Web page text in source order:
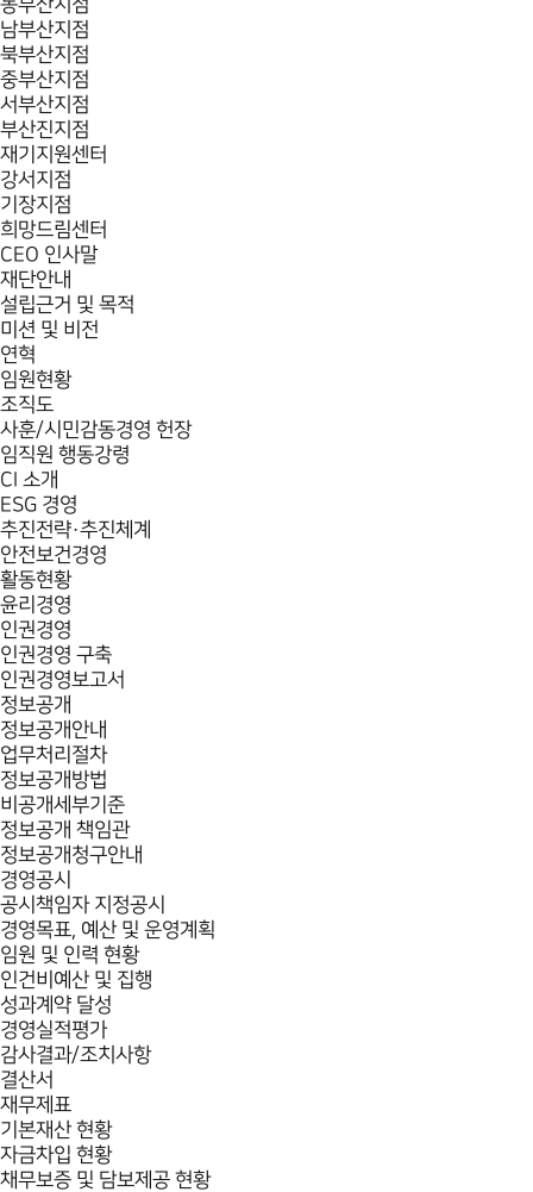
동부산지점
남부산지점
북부산지점
중부산지점
서부산지점
부산진지점
재기지원센터
강서지점
기장지점
희망드림센터
CEO 인사말
재단안내
설립근거 및 목적
미션 및 비전
연혁
임원현황
조직도
사훈/시민감동경영 헌장
임직원 행동강령
CI 소개
ESG 경영
추진전략·추진체계
안전보건경영
활동현황
윤리경영
인권경영
인권경영 구축
인권경영보고서
정보공개
정보공개안내
업무처리절차
정보공개방법
비공개세부기준
정보공개 책임관
정보공개청구안내
경영공시
공시책임자 지정공시
경영목표, 예산 및 운영계획
임원 및 인력 현황
인건비예산 및 집행
성과계약 달성
경영실적평가
감사결과/조치사항
결산서
재무제표
기본재산 현황
자금차입 현황
채무보증 및 담보제공 현황